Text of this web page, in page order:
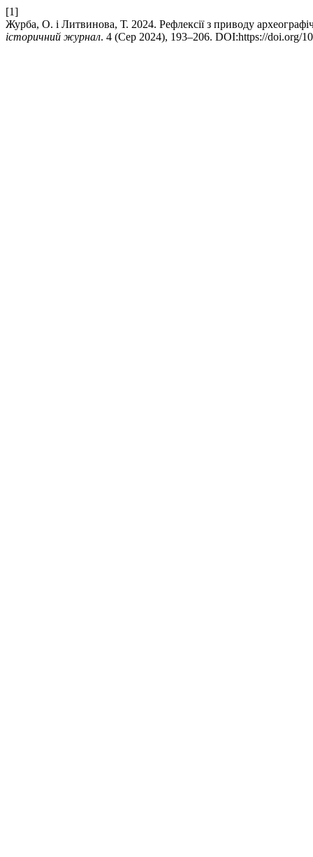
[1]
Журба, О. і Литвинова, Т. 2024. Рефлексії з приводу
історичний журнал. 4 (Сер 2024), 193–206. DOI:https://doi.org/